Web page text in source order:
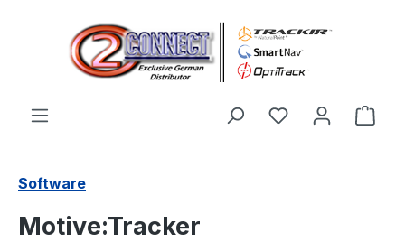
Zum Hauptinhalt springen
Du hast 0
Software
Motive:Tracker